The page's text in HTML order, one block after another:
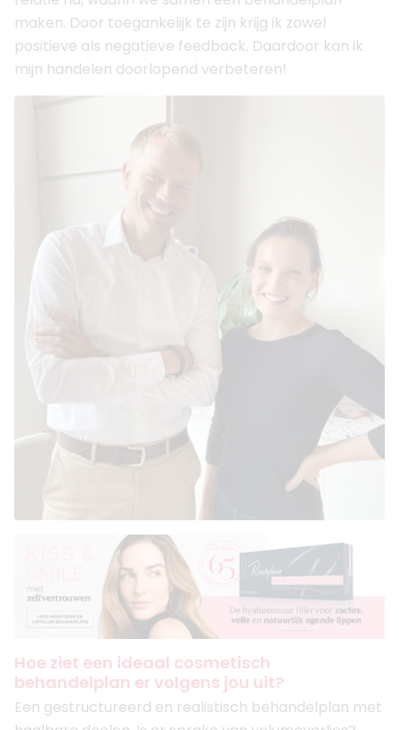
maken. Door toegankelijk te zijn krijg ik zowel
positieve als negatieve feedback. Daardoor kan ik
mijn handelen doorlopend verbeteren!
Hoe ziet een ideaal cosmetisch
behandelplan er volgens jou uit?
Een gestructureerd en realistisch behandelplan met